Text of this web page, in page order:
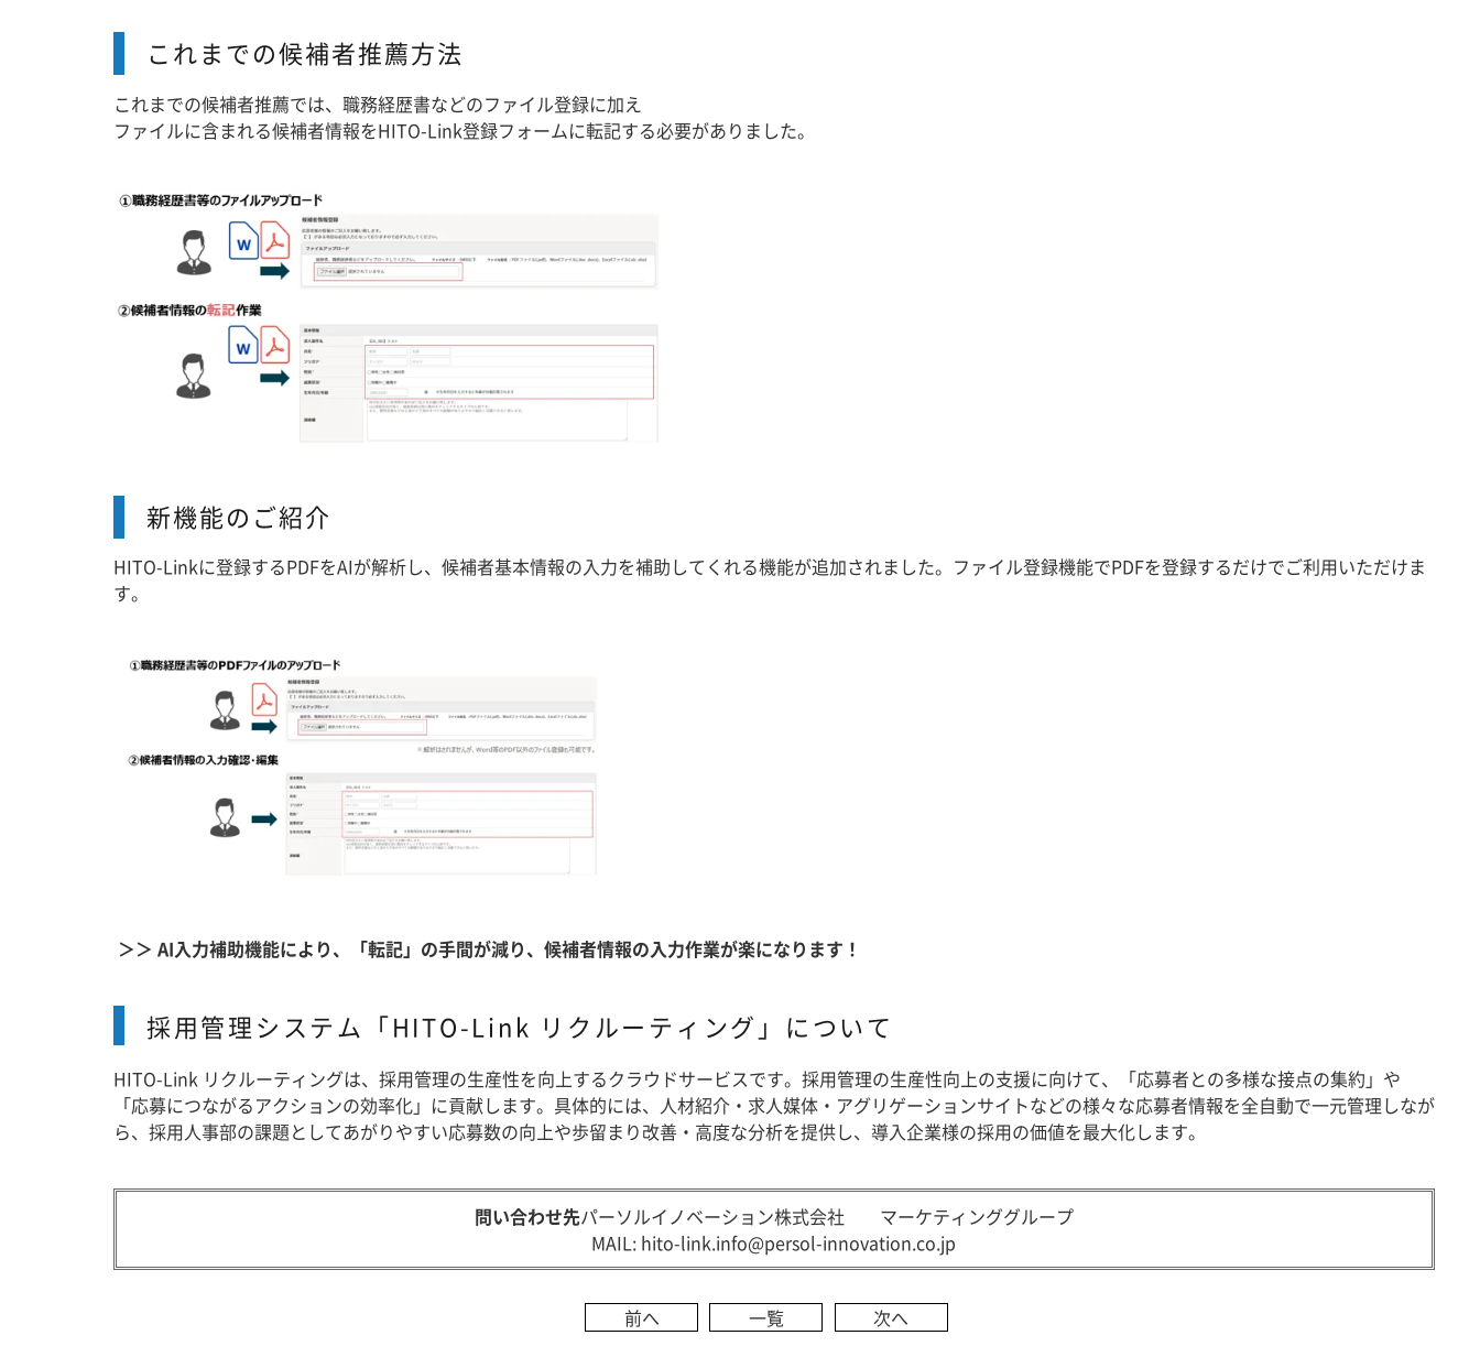
これまでの候補者推薦方法
これまでの候補者推薦では、職務経歴書などのファイル登録に加え
ファイルに含まれる候補者情報をHITO-Link登録フォームに転記する必要がありました。
新機能のご紹介
HITO-Linkに登録するPDFをAIが解析し、候補者基本情報の入力を補助してくれる機能が追加されました。ファイル登録機能でPDFを登録するだけでご利用いただけま
す。
＞＞ AI入力補助機能により、「転記」の手間が減り、候補者情報の入力作業が楽になります！
採用管理システム「HITO-Link リクルーティング」について
HITO-Link リクルーティングは、採用管理の生産性を向上するクラウドサービスです。採用管理の生産性向上の支援に向けて、「応募者との多様な接点の集約」や
「応募につながるアクションの効率化」に貢献します。具体的には、人材紹介・求人媒体・アグリゲーションサイトなどの様々な応募者情報を全自動で一元管理しなが
ら、採用人事部の課題としてあがりやすい応募数の向上や歩留まり改善・高度な分析を提供し、導入企業様の採用の価値を最大化します。
問い合わせ先パーソルイノベーション株式会社 マーケティンググループ
MAIL: hito-link.info@persol-innovation.co.jp
前へ 一覧 次へ